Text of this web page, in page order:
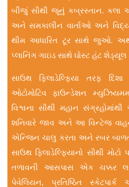
બીજું સૌથી જૂનું કબ્રસ્તાન. કલા
અને સમકાલીન વાર્તાઓ અને
થીમ આધારિત ટૂર સાથે જુઓ.
પ્લાનિંગ ગાઇડ સાથે ઘોસ્ટ હંટ શેડ્યૂલ
સાઉથ ફિલાડેલ્ફિયા તરફ
ઓટોમોટિવ ફાઉન્ડેશન
વિશ્વના સૌથી મહાન
શનિવારે જાવ અને આ વિન્ટેજ
એન્જિન ચાલુ કરતા અને રબર
સાઉથ ફિલાડેલ્ફિયાનો સૌથી
તળાવની આસપાસ એક ચક્કર
પેવેલિયન, પ્રતિષ્ઠિત